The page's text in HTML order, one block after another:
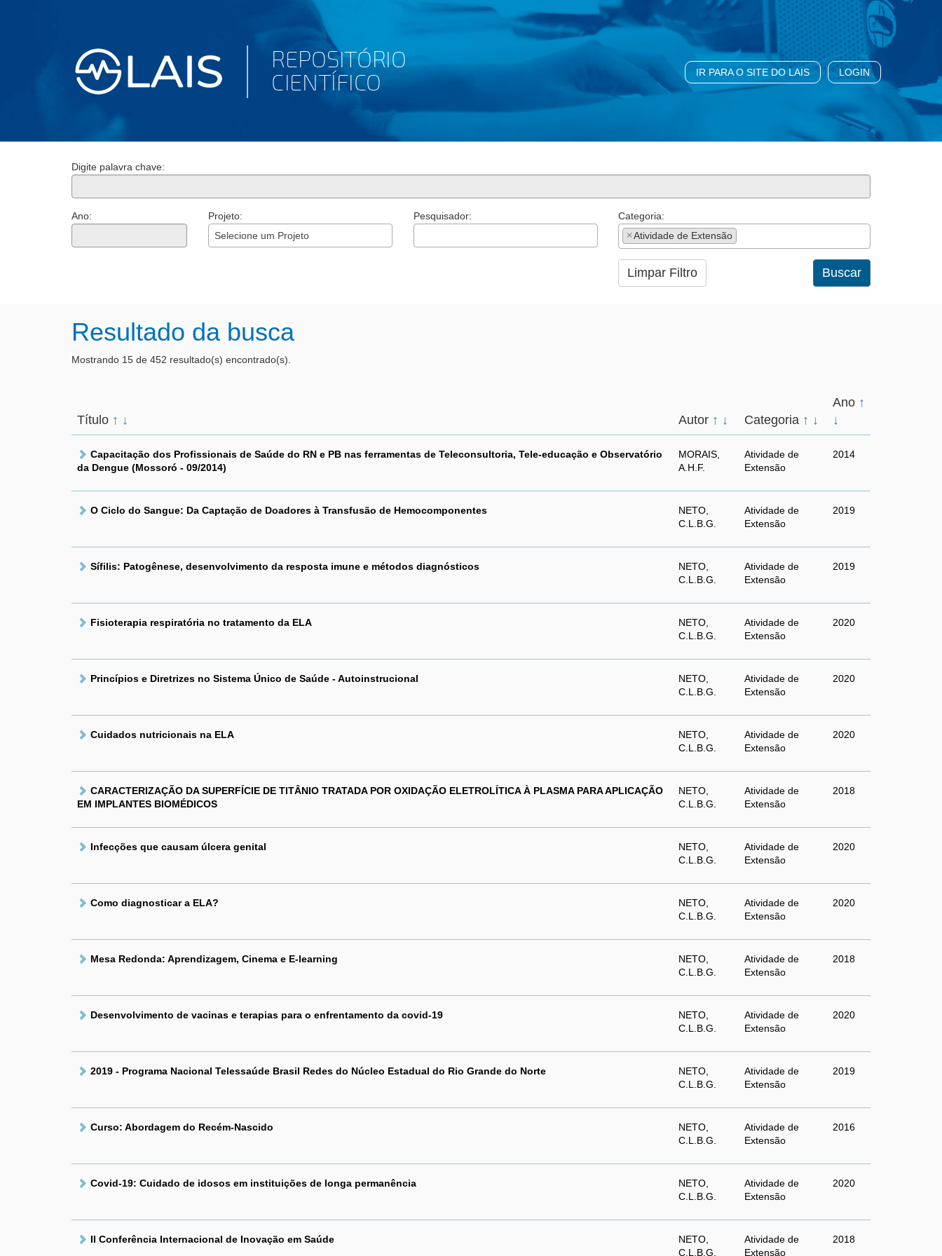
IR PARA O SITE DO LAIS LOGIN
Digite palavra chave:
Ano:
Projeto:
Selecione um Projeto
Pesquisador:
Categoria:
×Atividade de Extensão
Limpar Filtro Buscar
Resultado da busca
Mostrando 15 de 452 resultado(s) encontrado(s).
Título ↑ ↓ Autor ↑ ↓ Categoria ↑ ↓
Ano ↑
↓
Capacitação dos Profissionais de Saúde do RN e PB nas ferramentas de Teleconsultoria, Tele-educação e Observatório
da Dengue (Mossoró - 09/2014)
MORAIS,
A.H.F.
Atividade de
Extensão
2014
O Ciclo do Sangue: Da Captação de Doadores à Transfusão de Hemocomponentes
NETO,
C.L.B.G.
Atividade de
Extensão
2019
Sífilis: Patogênese, desenvolvimento da resposta imune e métodos diagnósticos
NETO,
C.L.B.G.
Atividade de
Extensão
2019
Fisioterapia respiratória no tratamento da ELA
NETO,
C.L.B.G.
Atividade de
Extensão
2020
Princípios e Diretrizes no Sistema Único de Saúde - Autoinstrucional
NETO,
C.L.B.G.
Atividade de
Extensão
2020
Cuidados nutricionais na ELA
NETO,
C.L.B.G.
Atividade de
Extensão
2020
CARACTERIZAÇÃO DA SUPERFÍCIE DE TITÂNIO TRATADA POR OXIDAÇÃO ELETROLÍTICA À PLASMA PARA APLICAÇÃO
EM IMPLANTES BIOMÉDICOS
NETO,
C.L.B.G.
Atividade de
Extensão
2018
Infecções que causam úlcera genital
NETO,
C.L.B.G.
Atividade de
Extensão
2020
Como diagnosticar a ELA?
NETO,
C.L.B.G.
Atividade de
Extensão
2020
Mesa Redonda: Aprendizagem, Cinema e E-learning
NETO,
C.L.B.G.
Atividade de
Extensão
2018
Desenvolvimento de vacinas e terapias para o enfrentamento da covid-19
NETO,
C.L.B.G.
Atividade de
Extensão
2020
2019 - Programa Nacional Telessaúde Brasil Redes do Núcleo Estadual do Rio Grande do Norte
NETO,
C.L.B.G.
Atividade de
Extensão
2019
Curso: Abordagem do Recém-Nascido
NETO,
C.L.B.G.
Atividade de
Extensão
2016
Covid-19: Cuidado de idosos em instituições de longa permanência
NETO,
C.L.B.G.
Atividade de
Extensão
2020
II Conferência Internacional de Inovação em Saúde
NETO,
C.L.B.G.
Atividade de
Extensão
2018